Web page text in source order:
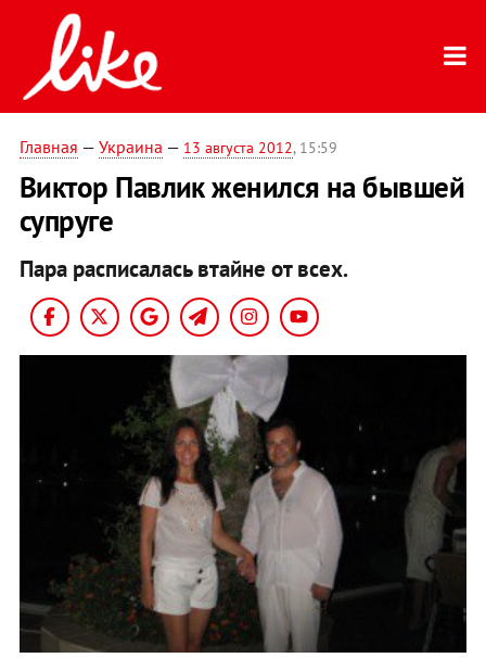
Главная — Украина — 13 августа 2012, 15:59
Виктор Павлик женился на бывшей
супруге
Пара расписалась втайне от всех.